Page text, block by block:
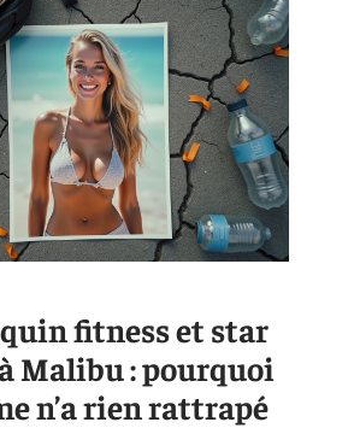
fitness et star
Malibu : pourquoi
n’a rien rattrapé